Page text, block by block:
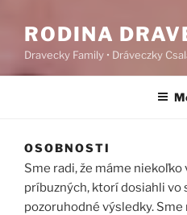
RODINA
Dravecky Family • Dráveczky
OSOBNOSTI
Sme radi, že máme
príbuzných, ktorí dosiahli vo
pozoruhodné výsledky. Sme